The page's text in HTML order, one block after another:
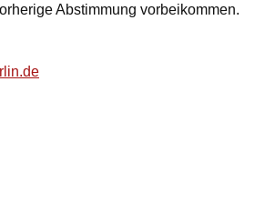
Abstimmung vorbeikommen.